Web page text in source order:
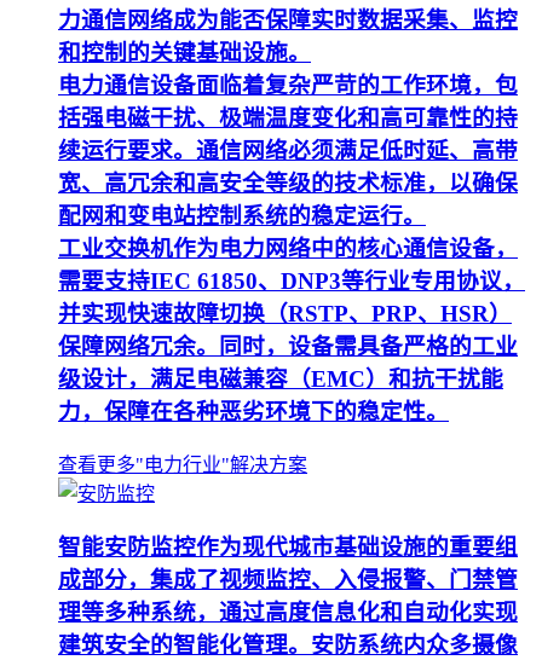
力通信网络成为能否保障实时数据采集、监控
和控制的关键基础设施。
电力通信设备面临着复杂严苛的工作环境，包
括强电磁干扰、极端温度变化和高可靠性的持
续运行要求。通信网络必须满足低时延、高带
宽、高冗余和高安全等级的技术标准，以确保
配网和变电站控制系统的稳定运行。
工业交换机作为电力网络中的核心通信设备，
需要支持IEC 61850、DNP3等行业专用协议，
并实现快速故障切换（RSTP、PRP、HSR）
保障网络冗余。同时，设备需具备严格的工业
级设计，满足电磁兼容（EMC）和抗干扰能
力，保障在各种恶劣环境下的稳定性。
查看更多"电力行业"解决方案
智能安防监控作为现代城市基础设施的重要组
成部分，集成了视频监控、入侵报警、门禁管
理等多种系统，通过高度信息化和自动化实现
建筑安全的智能化管理。安防系统内众多摄像